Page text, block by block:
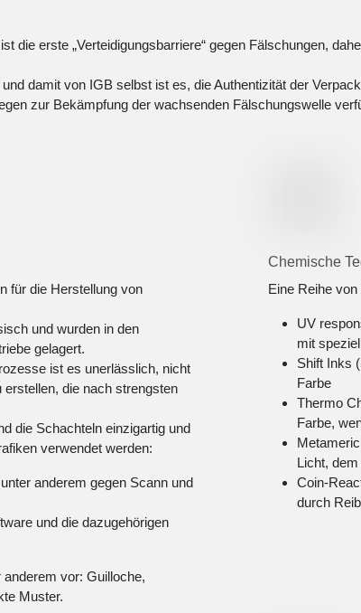
die erste „Verteidigungsbarriere“ gegen Fälschungen,
damit von IGB selbst ist es, die Authentizität der
zur Bekämpfung der wachsenden Fälschungswelle
für die Herstellung von
und wurden in den
gelagert.
ist es unerlässlich, nicht
die nach strengsten
die Schachteln einzigartig und
verwendet werden:
anderem gegen Scann und
und die dazugehörigen
vor: Guilloche,
Muster.
Chemische
Eine Reihe
UV
mit
Shift Inks
Farbe
Thermo
Farbe,
Licht,
Coin-
durch